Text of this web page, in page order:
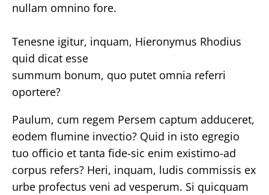
nullam omnino fore.
Tenesne igitur, inquam, Hieronymus Rhodius
quid dicat esse
summum bonum, quo putet omnia referri
oportere?
Paulum, cum regem Persem captum adduceret,
eodem flumine invectio? Quid in isto egregio
tuo officio et tanta fide-sic enim existimo-ad
corpus refers? Heri, inquam, ludis commissis ex
urbe profectus veni ad vesperum. Si quicquam